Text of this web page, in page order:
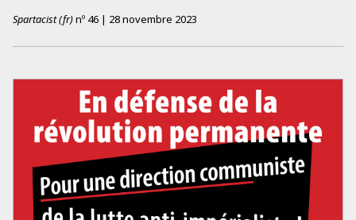
Spartacist (fr)nº 46 | 28 novembre 2023